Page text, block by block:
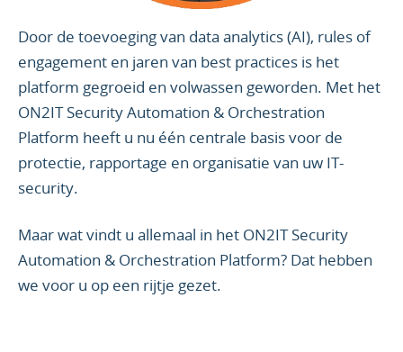
Door de toevoeging van data analytics (AI), rules of
engagement en jaren van best practices is het
platform gegroeid en volwassen geworden. Met het
ON2IT Security Automation & Orchestration
Platform heeft u nu één centrale basis voor de
protectie, rapportage en organisatie van uw IT-
security.
Maar wat vindt u allemaal in het ON2IT Security
Automation & Orchestration Platform? Dat hebben
we voor u op een rijtje gezet.